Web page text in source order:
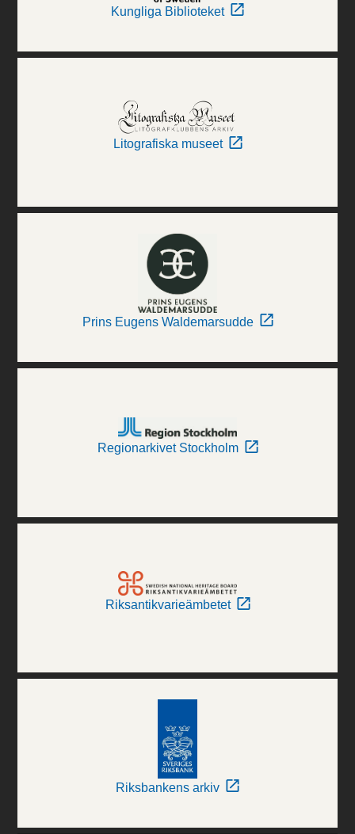
Kungliga Biblioteket
Litografiska museet
Prins Eugens Waldemarsudde
Regionarkivet Stockholm
Riksantikvarieämbetet
Riksbankens arkiv